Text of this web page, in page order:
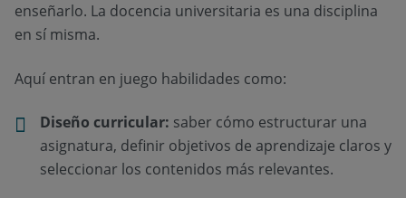
enseñarlo. La docencia universitaria es una disciplina
en sí misma.
Aquí entran en juego habilidades como:
Diseño curricular: saber cómo estructurar una
asignatura, definir objetivos de aprendizaje claros y
seleccionar los contenidos más relevantes.